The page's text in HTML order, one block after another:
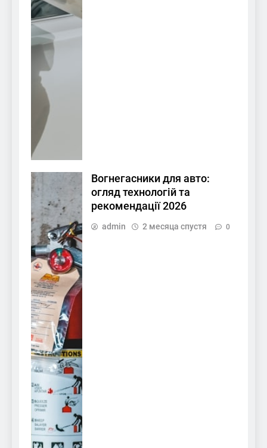
Вогнегасники для авто:
огляд технологій та
рекомендації 2026
admin 2 месяца спустя 0